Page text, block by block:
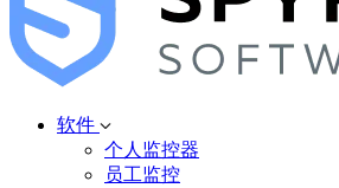
软件
个人监控器
员工监控